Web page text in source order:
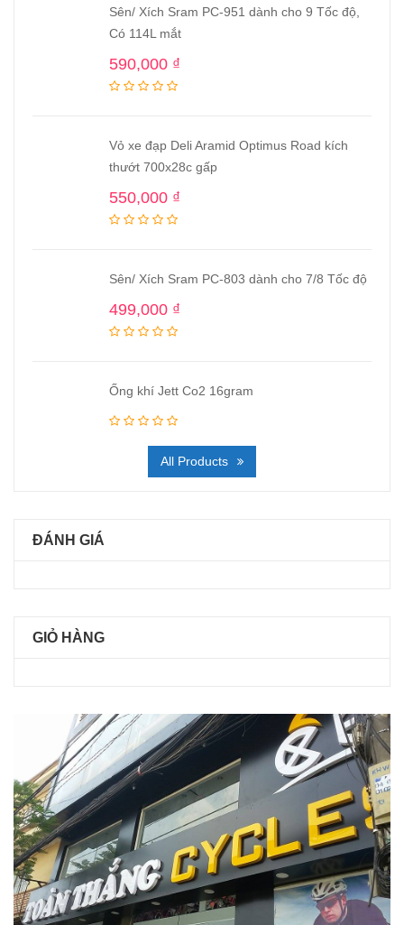
Sên/ Xích Sram PC-951 dành cho 9 Tốc độ,
Có 114L mắt
590,000 ₫
Vỏ xe đạp Deli Aramid Optimus Road kích
thướt 700x28c gấp
550,000 ₫
Sên/ Xích Sram PC-803 dành cho 7/8 Tốc độ
499,000 ₫
Ống khí Jett Co2 16gram
All Products
ĐÁNH GIÁ
GIỎ HÀNG